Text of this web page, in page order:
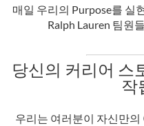
매일 우리의 Purpose를 실
Ralph Lauren 팀원
당신의 커리어 스
작
우리는 여러분이 자신만